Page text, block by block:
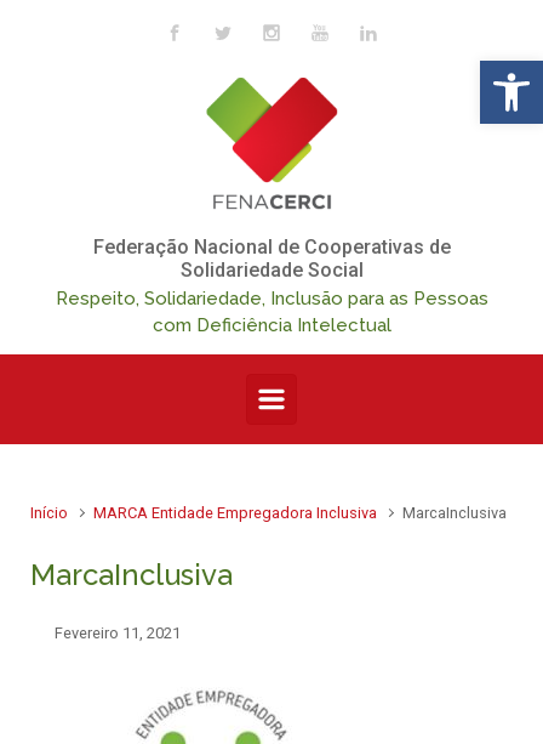
Skip to main content
Federação Nacional de Cooperativas de
Solidariedade Social
Respeito, Solidariedade, Inclusão para as Pessoas
com Deficiência Intelectual
Início MARCA Entidade Empregadora Inclusiva MarcaInclusiva
MarcaInclusiva
Fevereiro 11, 2021